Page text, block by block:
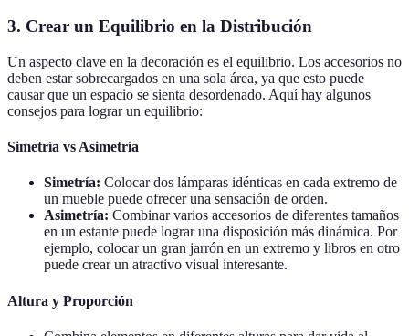
3. Crear un Equilibrio en la Distribución
Un aspecto clave en la decoración es el equilibrio. Los accesorios no
deben estar sobrecargados en una sola área, ya que esto puede
causar que un espacio se sienta desordenado. Aquí hay algunos
consejos para lograr un equilibrio:
Simetría vs Asimetría
Simetría: Colocar dos lámparas idénticas en cada extremo de
un mueble puede ofrecer una sensación de orden.
Asimetría: Combinar varios accesorios de diferentes tamaños
en un estante puede lograr una disposición más dinámica. Por
ejemplo, colocar un gran jarrón en un extremo y libros en otro
puede crear un atractivo visual interesante.
Altura y Proporción